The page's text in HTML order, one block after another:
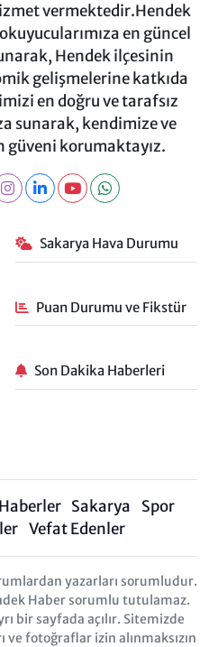
vermektedir.Hendek
en güncel
Hendek ilçesinin
gelişmelerine katkıda
en doğru ve tarafsız
sunarak, kendimize ve
güveni korumaktayız.
Sakarya Hava Durumu
Puan Durumu ve Fikstür
Son Dakika Haberleri
Sakarya
Spor
Vefat Edenler
yazarları sorumludur.
Haber sorumlu tutulamaz.
bir sayfada açılır. Sitemizde
ve fotoğraflar izin alınmaksızın